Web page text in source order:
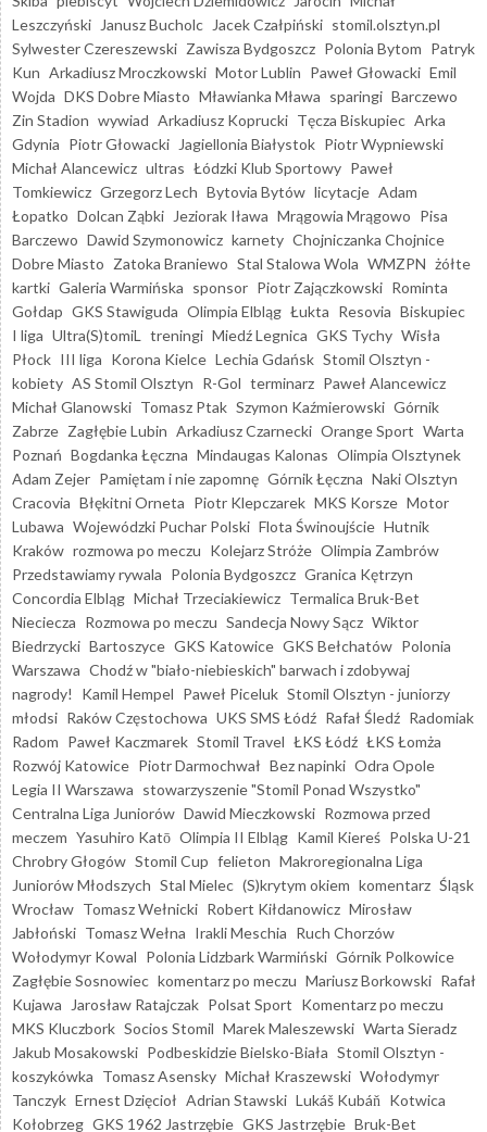
Leszczyński
Janusz Bucholc Jacek Czałpiński stomil.olsztyn.pl
Sylwester Czereszewski Zawisza Bydgoszcz Polonia Bytom Patryk
Kun Arkadiusz Mroczkowski Motor Lublin Paweł Głowacki Emil
Wojda DKS Dobre Miasto Mławianka Mława sparingi Barczewo
Zin Stadion wywiad Arkadiusz Koprucki Tęcza Biskupiec Arka
Gdynia Piotr Głowacki Jagiellonia Białystok Piotr Wypniewski
Michał Alancewicz ultras Łódzki Klub Sportowy Paweł
Tomkiewicz Grzegorz Lech Bytovia Bytów licytacje Adam
Łopatko Dolcan Ząbki Jeziorak Iława Mrągowia Mrągowo Pisa
Barczewo Dawid Szymonowicz karnety Chojniczanka Chojnice
Dobre Miasto Zatoka Braniewo Stal Stalowa Wola WMZPN żółte
kartki Galeria Warmińska sponsor Piotr Zajączkowski Rominta
Gołdap GKS Stawiguda Olimpia Elbląg Łukta Resovia Biskupiec
I liga Ultra(S)tomiL treningi Miedź Legnica GKS Tychy Wisła
Płock III liga Korona Kielce Lechia Gdańsk Stomil Olsztyn -
kobiety AS Stomil Olsztyn R-Gol terminarz Paweł Alancewicz
Michał Glanowski Tomasz Ptak Szymon Kaźmierowski Górnik
Zabrze Zagłębie Lubin Arkadiusz Czarnecki Orange Sport Warta
Poznań Bogdanka Łęczna Mindaugas Kalonas Olimpia Olsztynek
Adam Zejer Pamiętam i nie zapomnę Górnik Łęczna Naki Olsztyn
Cracovia Błękitni Orneta Piotr Klepczarek MKS Korsze Motor
Lubawa Wojewódzki Puchar Polski Flota Świnoujście Hutnik
Kraków rozmowa po meczu Kolejarz Stróże Olimpia Zambrów
Przedstawiamy rywala Polonia Bydgoszcz Granica Kętrzyn
Concordia Elbląg Michał Trzeciakiewicz Termalica Bruk-Bet
Nieciecza Rozmowa po meczu Sandecja Nowy Sącz Wiktor
Biedrzycki Bartoszyce GKS Katowice GKS Bełchatów Polonia
Warszawa Chodź w "biało-niebieskich" barwach i zdobywaj
nagrody!
Kamil Hempel Paweł Piceluk Stomil Olsztyn - juniorzy
młodsi Raków Częstochowa UKS SMS Łódź Rafał Śledź Radomiak
Radom Paweł Kaczmarek Stomil Travel ŁKS Łódź ŁKS Łomża
Rozwój Katowice Piotr Darmochwał Bez napinki Odra Opole
Legia II Warszawa stowarzyszenie "Stomil Ponad Wszystko"
Centralna Liga Juniorów Dawid Mieczkowski Rozmowa przed
meczem Yasuhiro Katō Olimpia II Elbląg Kamil Kiereś Polska U-21
Chrobry Głogów Stomil Cup felieton Makroregionalna Liga
Juniorów Młodszych Stal Mielec (S)krytym okiem komentarz Śląsk
Wrocław Tomasz Wełnicki Robert Kiłdanowicz Mirosław
Jabłoński Tomasz Wełna Irakli Meschia Ruch Chorzów
Wołodymyr Kowal Polonia Lidzbark Warmiński Górnik Polkowice
Zagłębie Sosnowiec komentarz po meczu Mariusz Borkowski Rafał
Kujawa
Jarosław Ratajczak Polsat Sport Komentarz po meczu
MKS Kluczbork Socios Stomil Marek Maleszewski Warta Sieradz
Jakub Mosakowski Podbeskidzie Bielsko-Biała Stomil Olsztyn -
koszykówka Tomasz Asensky Michał Kraszewski Wołodymyr
Tanczyk Ernest Dzięcioł Adrian Stawski Lukáš Kubáň Kotwica
Kołobrzeg GKS 1962 Jastrzębie GKS Jastrzębie Bruk-Bet